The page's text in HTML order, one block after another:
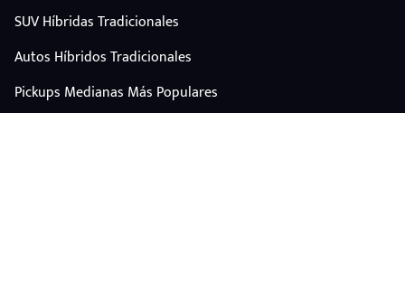
SUV Híbridas Tradicionales
Autos Híbridos Tradicionales
Pickups Medianas Más Populares